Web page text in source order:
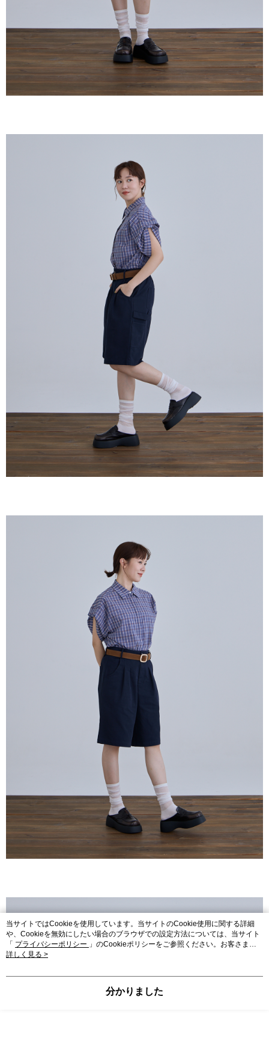
当サイトではCookieを使用しています。当サイトのCookie使用に関する詳細
や、Cookieを無効にしたい場合のブラウザでの設定方法については、当サイト
「 プライバシーポリシー 」のCookieポリシーをご参照ください。お客さま
が、当サイトを引き続き使用される場合、当社がサイト利用規約のCookieポリ
詳しく見る >
分かりました